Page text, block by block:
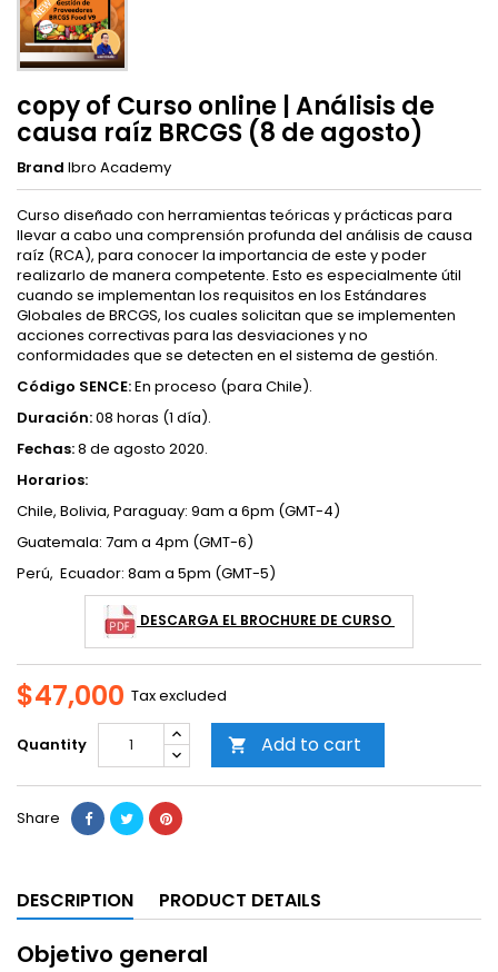
copy of Curso online | Análisis de
causa raíz BRCGS (8 de agosto)
Brand Ibro Academy
Curso diseñado con herramientas teóricas y prácticas para
llevar a cabo una comprensión profunda del análisis de causa
raíz (RCA), para conocer la importancia de este y poder
realizarlo de manera competente. Esto es especialmente útil
cuando se implementan los requisitos en los Estándares
Globales de BRCGS, los cuales solicitan que se implementen
acciones correctivas para las desviaciones y no
conformidades que se detecten en el sistema de gestión.
Código SENCE:En proceso (para Chile).
Duración:08 horas (1 día).
Fechas:8 de agosto 2020.
Horarios:
Chile, Bolivia, Paraguay: 9am a 6pm (GMT-4)
Guatemala: 7am a 4pm (GMT-6)
Perú, Ecuador: 8am a 5pm (GMT-5)
DESCARGA EL BROCHURE DE CURSO
$47,000 Tax excluded
Quantity  Add to cart
Share
DESCRIPTION PRODUCT DETAILS
Objetivo general